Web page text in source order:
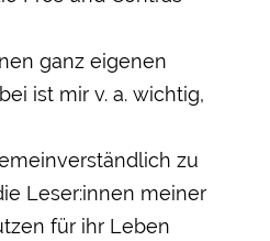
ganz eigenen
ist mir v. a. wichtig,
zu
Leser:innen meiner
für ihr Leben